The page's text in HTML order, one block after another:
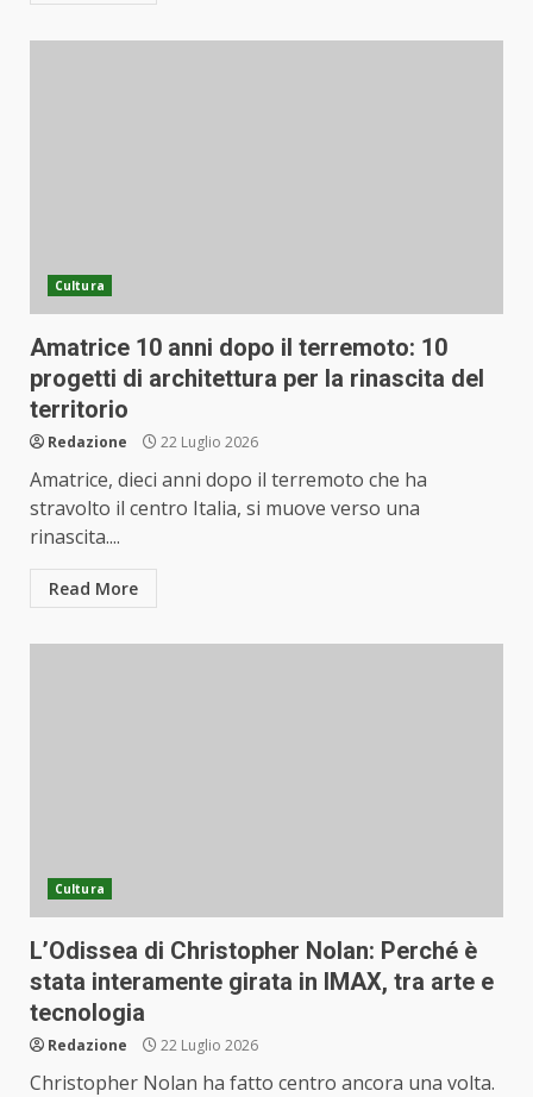
Cultura
Amatrice 10 anni dopo il terremoto: 10
progetti di architettura per la rinascita del
territorio
Redazione 22 Luglio 2026
Amatrice, dieci anni dopo il terremoto che ha
stravolto il centro Italia, si muove verso una
rinascita....
Read More
Cultura
L’Odissea di Christopher Nolan: Perché è
stata interamente girata in IMAX, tra arte e
tecnologia
Redazione 22 Luglio 2026
Christopher Nolan ha fatto centro ancora una volta.